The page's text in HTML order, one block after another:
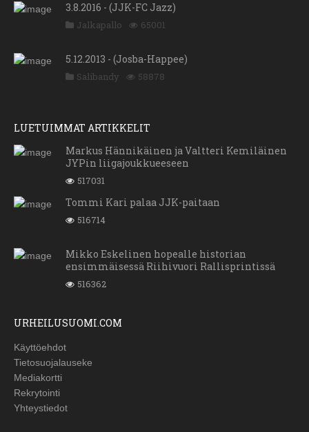
3.8.2016 - (JJK-FC Jazz)
Jalkapallo 65001
5.12.2013 - (Josba-Happee)
Salibandy 58878
LUETUIMMAT ARTIKKELIT
Markus Hännikäinen ja Valtteri Kemiläinen
JYPin liigajoukkueeseen
517031
Tommi Kari palaa JJK-paitaan
516714
Mikko Eskelinen hopealle historian
ensimmäisessä Riihivuori Rallisprintissä
516362
URHEILUSUOMI.COM
Käyttöehdot
Tietosuojalauseke
Mediakortti
Rekrytointi
Yhteystiedot